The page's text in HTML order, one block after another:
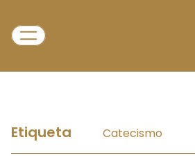
Etiqueta Catecismo